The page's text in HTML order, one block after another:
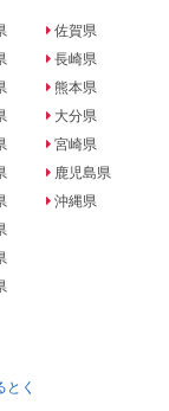
佐賀県
長崎県
熊本県
大分県
宮崎県
鹿児島県
沖縄県
とく